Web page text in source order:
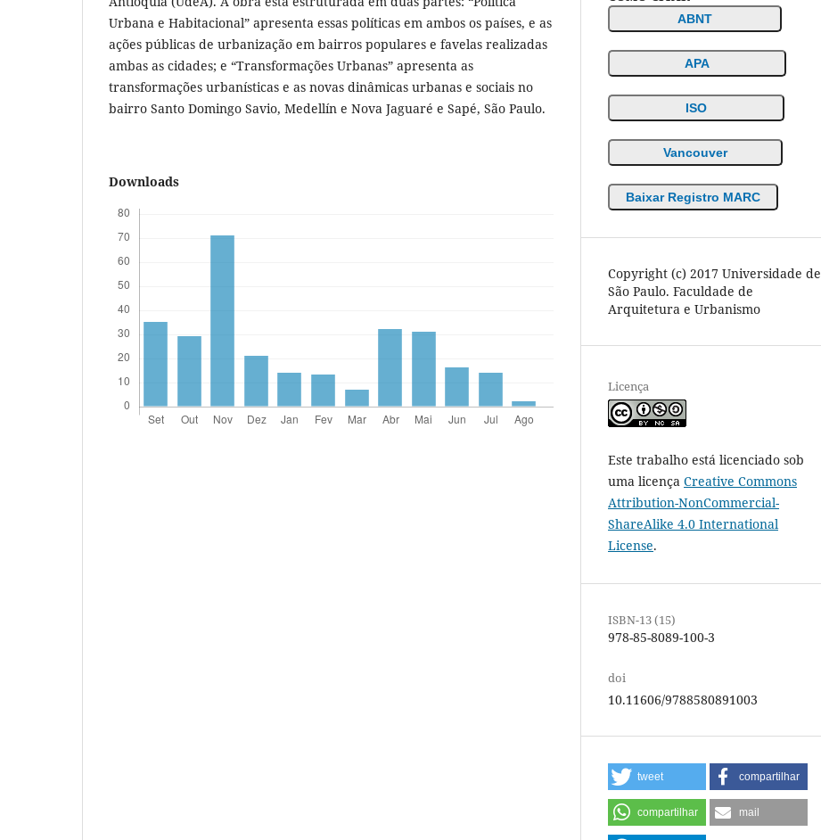
Urbana e Habitacional” apresenta essas políticas em ambos os países, e as
ações públicas de urbanização em bairros populares e favelas realizadas
ambas as cidades; e “Transformações Urbanas” apresenta as
transformações urbanísticas e as novas dinâmicas urbanas e sociais no
bairro Santo Domingo Savio, Medellín e Nova Jaguaré e Sapé, São Paulo.
Downloads
ABNT
APA
ISO
Vancouver
Baixar Registro MARC
Copyright (c) 2017 Universidade de
São Paulo. Faculdade de
Arquitetura e Urbanismo
Licença
Este trabalho está licenciado sob
uma licença Creative Commons
Attribution-NonCommercial-
ShareAlike 4.0 International
License.
ISBN-13 (15)
978-85-8089-100-3
doi
10.11606/9788580891003
tweet compartilhar
compartilhar mail